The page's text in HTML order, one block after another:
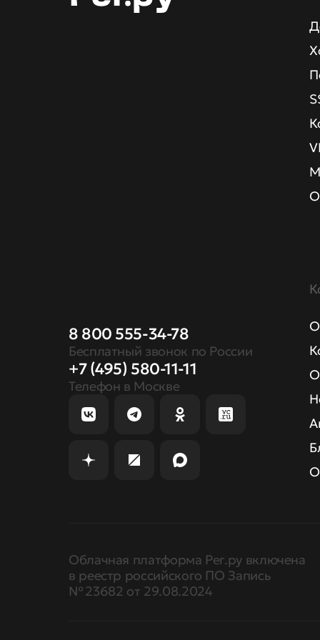
8 800 555-34-78
Бесплатный звонок по России
+7 (495) 580-11-11
Телефон в Москве
Облачная платформа Рег.ру включена
в реестр российского ПО Запись
№ 23682 от 29.08.2024